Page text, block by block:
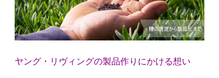
ヤング・リヴィングの製品作りにかける想い